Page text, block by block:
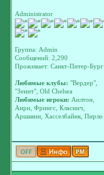
Administrator
Группа: Admin
Сообщений: 2,290
Проживает: Санкт-Питер-Бург
Любимые клубы: "Вердер",
"Зенит", Old Chelsea
Любимые игроки: Аилтон,
Анри, Фрингс, Класнич,
Аршавин, Хасселбайнк, Пирло